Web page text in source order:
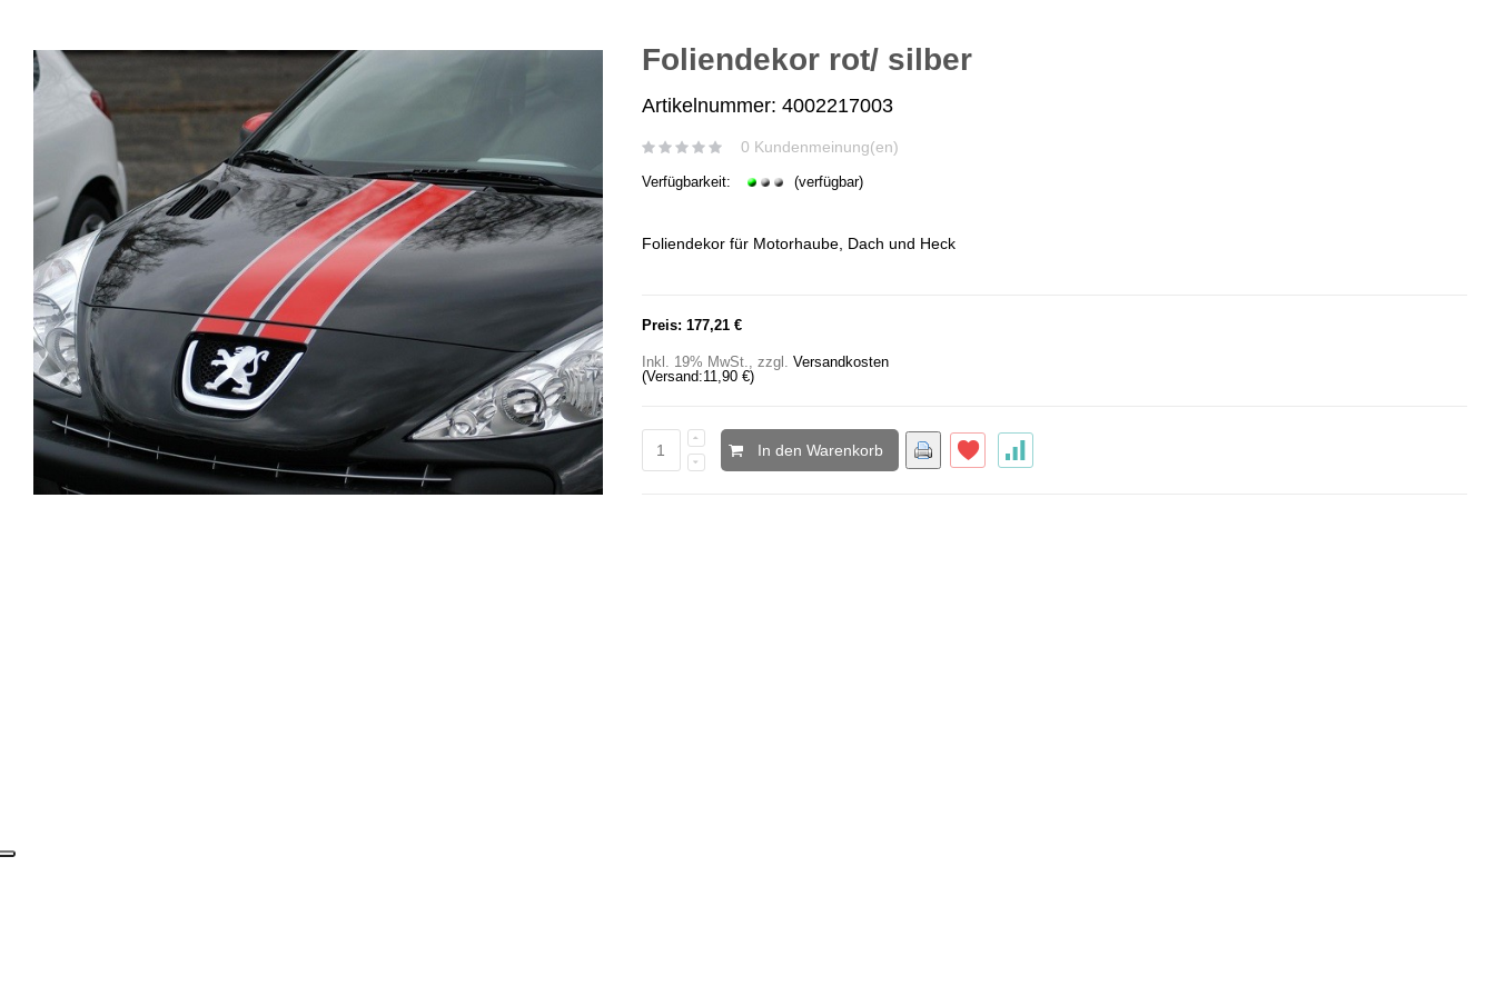
Foliendekor rot/ silber
Artikelnummer: 4002217003
0 Kundenmeinung(en)
Verfügbarkeit: (verfügbar)
Foliendekor für Motorhaube, Dach und Heck
Preis: 177,21 €
Inkl. 19% MwSt., zzgl. Versandkosten
(Versand:11,90 €)
In den Warenkorb